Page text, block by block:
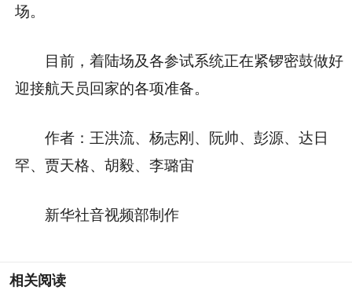
场。
目前，着陆场及各参试系统正在紧锣密鼓做好
迎接航天员回家的各项准备。
作者：王洪流、杨志刚、阮帅、彭源、达日
罕、贾天格、胡毅、李璐宙
新华社音视频部制作
相关阅读